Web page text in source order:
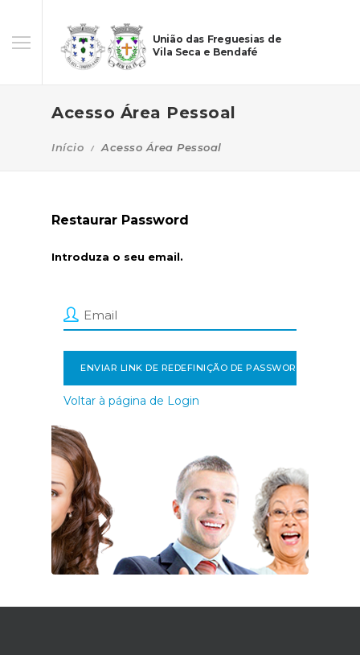
União das Freguesias de
Vila Seca e Bendafé
Acesso Área Pessoal
Início Acesso Área Pessoal
Restaurar Password
Introduza o seu email.
ENVIAR LINK DE REDEFINIÇÃO DE PASSWORD
Voltar à página de Login